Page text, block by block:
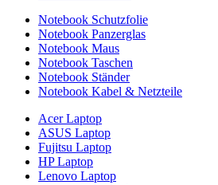
Notebook Schutzfolie
Notebook Panzerglas
Notebook Maus
Notebook Taschen
Notebook Ständer
Notebook Kabel & Netzteile
Acer Laptop
ASUS Laptop
Fujitsu Laptop
HP Laptop
Lenovo Laptop